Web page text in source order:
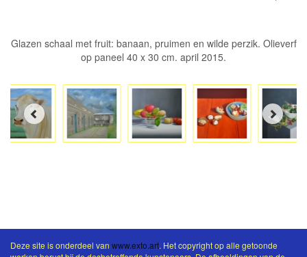
Glazen schaal met fruit: banaan, pruimen en wilde perzik. Olieverf
op paneel 40 x 30 cm. april 2015.
Deze site is onderdeel van www.exto.art. Het copyright op alle getoonde